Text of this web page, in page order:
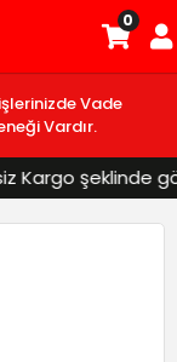
Vade
Vardır.
Kargo şeklinde
0